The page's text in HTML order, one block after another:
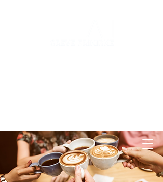
Log ind